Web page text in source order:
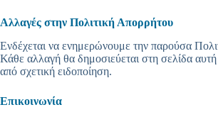
Αλλαγές στην Πολιτική Απορρήτου
Ενδέχεται να ενημερώνουμε την παρούσα
Κάθε αλλαγή θα δημοσιεύεται στη σελίδα αυτή
από σχετική ειδοποίηση.
Επικοινωνία